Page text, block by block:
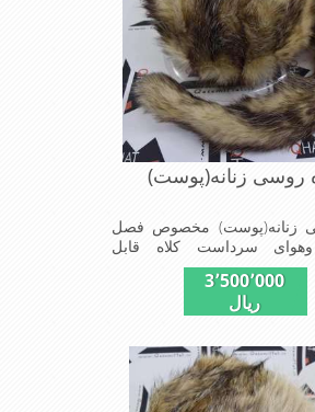
روسی زنانه(پوست)
زنانه(پوست) مخصوص فصل
سرداست کلاه قابل
استفاده درسایزهای 58-59می باشد(فری
این کلاه ازپوست طبیی(خَز)
است وآستری آن ازجنس ساتن
دلیل به راحتی درسوزهای
تمامی سروپشت گردن رو
دارد
3٬500٬000
ریال